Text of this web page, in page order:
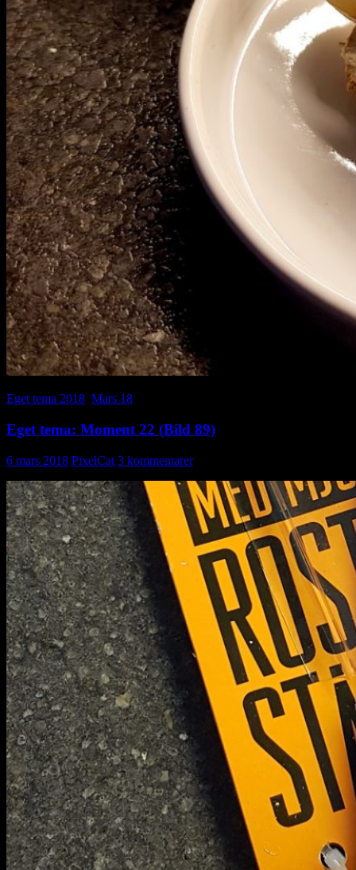
Eget tema 2018 Mars 18
Eget tema: Moment 22 (Bild 89)
6 mars 2018 PixelCat 3 kommentarer